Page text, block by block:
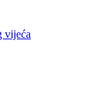
vijeća